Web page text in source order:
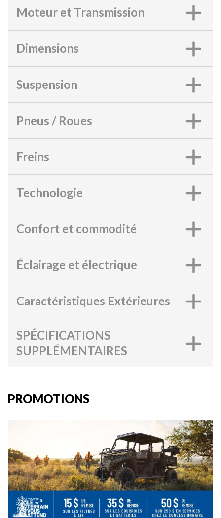
Moteur et Transmission
Dimensions
Suspension
Pneus / Roues
Freins
Technologie
Confort et commodité
Éclairage et électrique
Caractéristiques Extérieures
SPÉCIFICATIONS
SUPPLÉMENTAIRES
PROMOTIONS